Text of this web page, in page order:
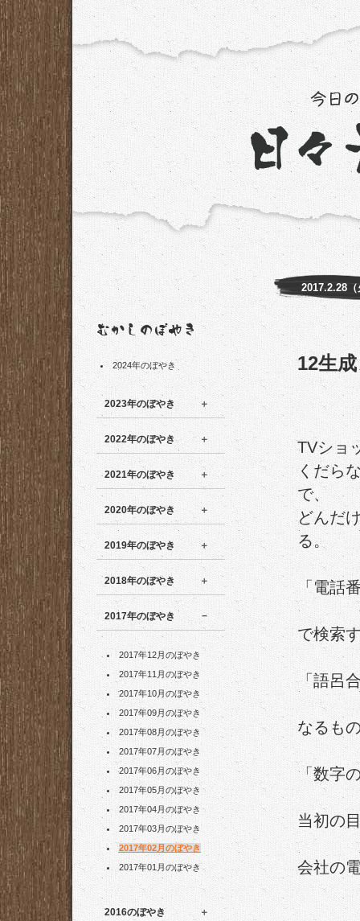
2024年のぼやき
2023年のぼやき
2022年のぼやき
2021年のぼやき
2020年のぼやき
2019年のぼやき
2018年のぼやき
2017年のぼやき
2017年12月のぼやき
2017年11月のぼやき
2017年10月のぼやき
2017年09月のぼやき
2017年08月のぼやき
2017年07月のぼやき
2017年06月のぼやき
2017年05月のぼやき
2017年04月のぼやき
2017年03月のぼやき
2017年02月のぼやき
2017年01月のぼやき
2016のぼやき
2017.2.28（
12生成
TVショ
くだら
で、
どんだ
る。
「電話
で検索
「語呂
なるも
「数字
当初の
会社の